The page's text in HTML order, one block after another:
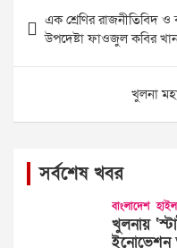
navigation
এক শ্রেণির রাজনীতিবিদ ও
উপদেষ্টা ফাওজুল কবির
খুলনা
সর্বশেষ খবর
বাংলাদেশ
খুলনায়
ইনোভেশন